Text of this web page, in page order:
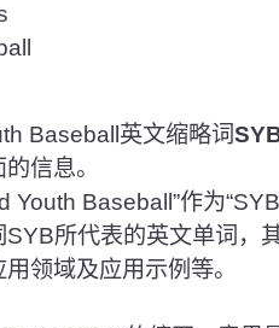
Baseball英文缩略词
信息。
Baseball”作为
所代表的英文单词，
领域及应用示例等。